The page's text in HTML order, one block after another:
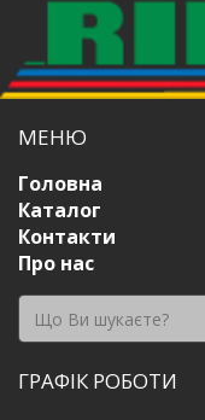
МЕНЮ
Головна
Каталог
Контакти
Про нас
ГРАФІК РОБОТИ